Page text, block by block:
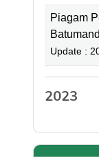
Piagam
Update :
2023